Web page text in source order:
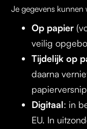
Je gegevens
Op papier
veilig
Tijdelijk op
daarna
Digitaal: in
EU. In